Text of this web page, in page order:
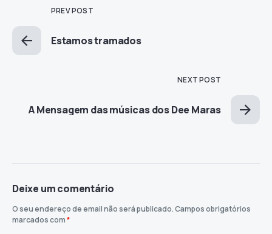
PREV POST
Estamos tramados
NEXT POST
A Mensagem das músicas dos Dee Maras
Deixe um comentário
O seu endereço de email não será publicado.Campos obrigatórios
marcados com*